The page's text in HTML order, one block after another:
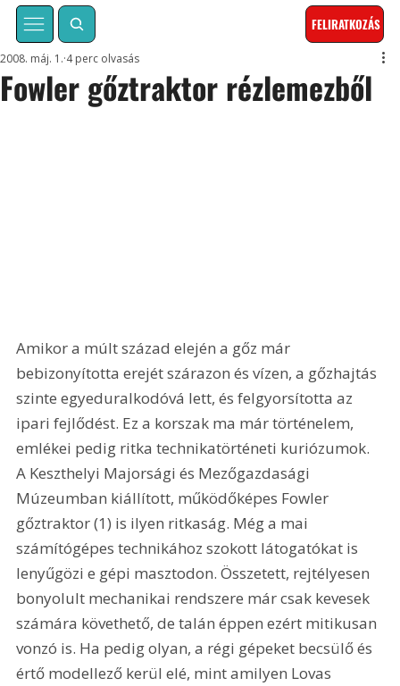
FELIRATKOZÁS
Fowler gőztraktor rézlemezből
2008. máj. 1. 4 perc olvasás
Amikor a múlt század elején a gőz már
bebizonyította erejét szárazon és vízen, a gőzhajtás
szinte egyeduralkodóvá lett, és felgyorsította az
ipari fejlődést. Ez a korszak ma már történelem,
emlékei pedig ritka technikatörténeti kuriózumok.
A Keszthelyi Majorsági és Mezőgazdasági
Múzeumban kiállított, működőképes Fowler
gőztraktor (1) is ilyen ritkaság. Még a mai
számítógépes technikához szokott látogatókat is
lenyűgözi e gépi masztodon. Összetett, rejtélyesen
bonyolult mechanikai rendszere már csak kevesek
számára követhető, de talán éppen ezért mitikusan
vonzó is. Ha pedig olyan, a régi gépeket becsülő és
értő modellező kerül elé, mint amilyen Lovas